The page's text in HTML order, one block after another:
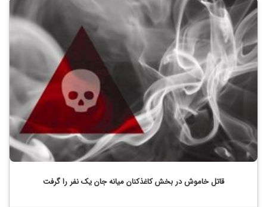
قاتل خاموش در بخش کاغذکنان میانه جان یک نفر را گرفت